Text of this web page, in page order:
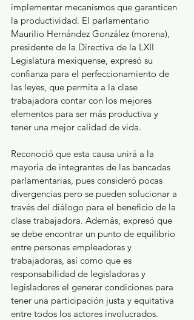
implementar mecanismos que garanticen
la productividad. El parlamentario
Maurilio Hernández González (morena),
presidente de la Directiva de la LXII
Legislatura mexiquense, expresó su
confianza para el perfeccionamiento de
las leyes, que permita a la clase
trabajadora contar con los mejores
elementos para ser más productiva y
tener una mejor calidad de vida.
Reconoció que esta causa unirá a la
mayoría de integrantes de las bancadas
parlamentarias, pues consideró pocas
divergencias pero se pueden solucionar a
través del diálogo para el beneficio de la
clase trabajadora. Además, expresó que
se debe encontrar un punto de equilibrio
entre personas empleadoras y
trabajadoras, así como que es
responsabilidad de legisladoras y
legisladores el generar condiciones para
tener una participación justa y equitativa
entre todos los actores involucrados.